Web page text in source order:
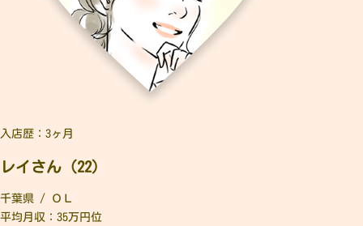
入店歴：3ヶ月
レイさん（22）
千葉県 / ＯＬ
平均月収：35万円位